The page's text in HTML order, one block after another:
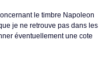
le timbre Napoleon
je ne retrouve pas dans les
éventuellement une cote